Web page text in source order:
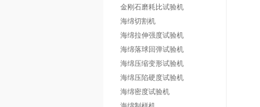
金刚石磨耗比试验机
海绵切割机
海绵拉伸强度试验机
海绵落球回弹试验机
海绵压缩变形试验机
海绵压陷硬度试验机
海绵密度试验机